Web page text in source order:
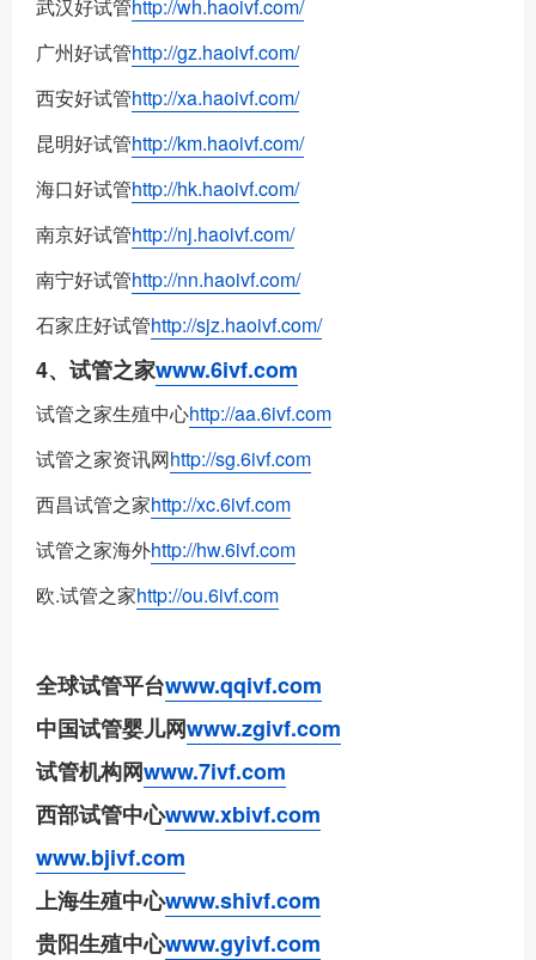
武汉好试管http://wh.haoivf.com/
广州好试管http://gz.haoivf.com/
西安好试管http://xa.haoivf.com/
昆明好试管http://km.haoivf.com/
海口好试管http://hk.haoivf.com/
南京好试管http://nj.haoivf.com/
南宁好试管http://nn.haoivf.com/
石家庄好试管http://sjz.haoivf.com/
4、试管之家www.6ivf.com
试管之家生殖中心http://aa.6ivf.com
试管之家资讯网http://sg.6ivf.com
西昌试管之家http://xc.6ivf.com
试管之家海外http://hw.6ivf.com
欧.试管之家http://ou.6ivf.com
全球试管平台www.qqivf.com
中国试管婴儿网www.zgivf.com
试管机构网www.7ivf.com
西部试管中心www.xbivf.com
www.bjivf.com
上海生殖中心www.shivf.com
贵阳生殖中心www.gyivf.com